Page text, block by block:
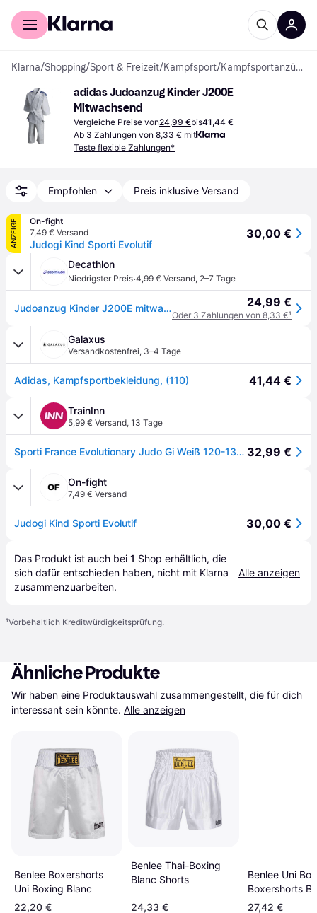
Für Shopper
Klarna/Shopping/Sport & Freizeit/Kampfsport/ Kampfsportanzüge
adidas Judoanzug Kinder J200E
Mitwachsend
Vergleiche Preise von24,99 €bis41,44 €
Ab 3 Zahlungen von 8,33 € mit
Teste flexible Zahlungen*
Empfohlen Preis inklusive Versand
ANZEIGE
On-fight
7,49 € Versand
Judogi Kind Sporti Evolutif
30,00 €
Decathlon
Niedrigster Preis·4,99 € Versand, 2–7 Tage
Judoanzug Kinder J200E mitwachsend (ohne Gürtel) 24,99 €
Oder 3 Zahlungen von 8,33 €¹
Galaxus
Versandkostenfrei, 3–4 Tage
Adidas, Kampfsportbekleidung, (110) 41,44 €
TrainInn
5,99 € Versand, 13 Tage
Sporti France Evolutionary Judo Gi Weiß 120-130 cm Kinder 32,99 €
On-fight
7,49 € Versand
Judogi Kind Sporti Evolutif 30,00 €
Das Produkt ist auch bei 1 Shop erhältlich, die
sich dafür entschieden haben, nicht mit Klarna
zusammenzuarbeiten.
Alle anzeigen
¹Vorbehaltlich Kreditwürdigkeitsprüfung.
Ähnliche Produkte
Wir haben eine Produktauswahl zusammengestellt, die für dich
interessant sein könnte. Alle anzeigen
Benlee Boxershorts
Uni Boxing Blanc
22,20 €
Benlee Thai-Boxing
Blanc Shorts
24,33 €
Benlee Uni
Boxershorts
27,42 €